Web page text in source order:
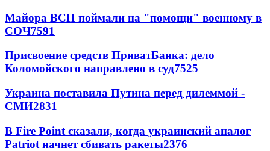
Майора ВСП поймали на "помощи" военному в
СОЧ7591
Присвоение средств ПриватБанка: дело
Коломойского направлено в суд7525
Украина поставила Путина перед дилеммой -
СМИ2831
В Fire Point сказали, когда украинский аналог
Patriot начнет сбивать ракеты2376